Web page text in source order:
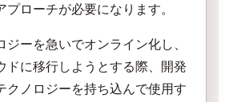
プローチが必要になります。
ジーを急いでオンライン化し、
ドに移行しようとする際、開発
クノロジーを持ち込んで使用す